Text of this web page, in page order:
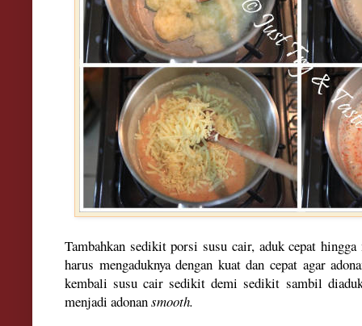
Tambahkan sedikit porsi susu cair, aduk cepat
harus mengaduknya dengan kuat dan cepat agar
kembali susu cair sedikit demi sedikit sambil
menjadi adonansmooth.